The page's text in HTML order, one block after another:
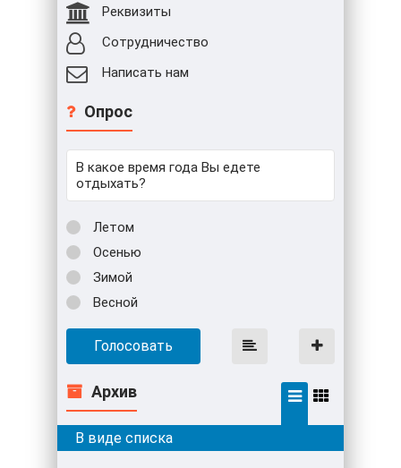
Реквизиты
Сотрудничество
Написать нам
Опрос
В какое время года Вы едете
отдыхать?
Летом
Осенью
Зимой
Весной
Голосовать
Архив